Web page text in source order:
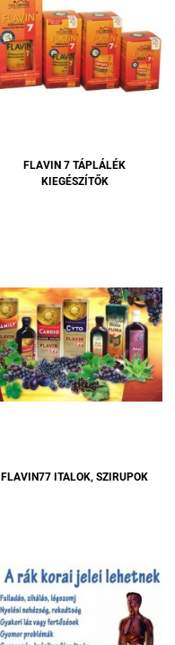
FLAVIN 7 TÁPLÁLÉK
KIEGÉSZÍTŐK
FLAVIN77 ITALOK, SZIRUPOK